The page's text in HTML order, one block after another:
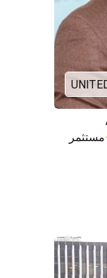
مستثمر